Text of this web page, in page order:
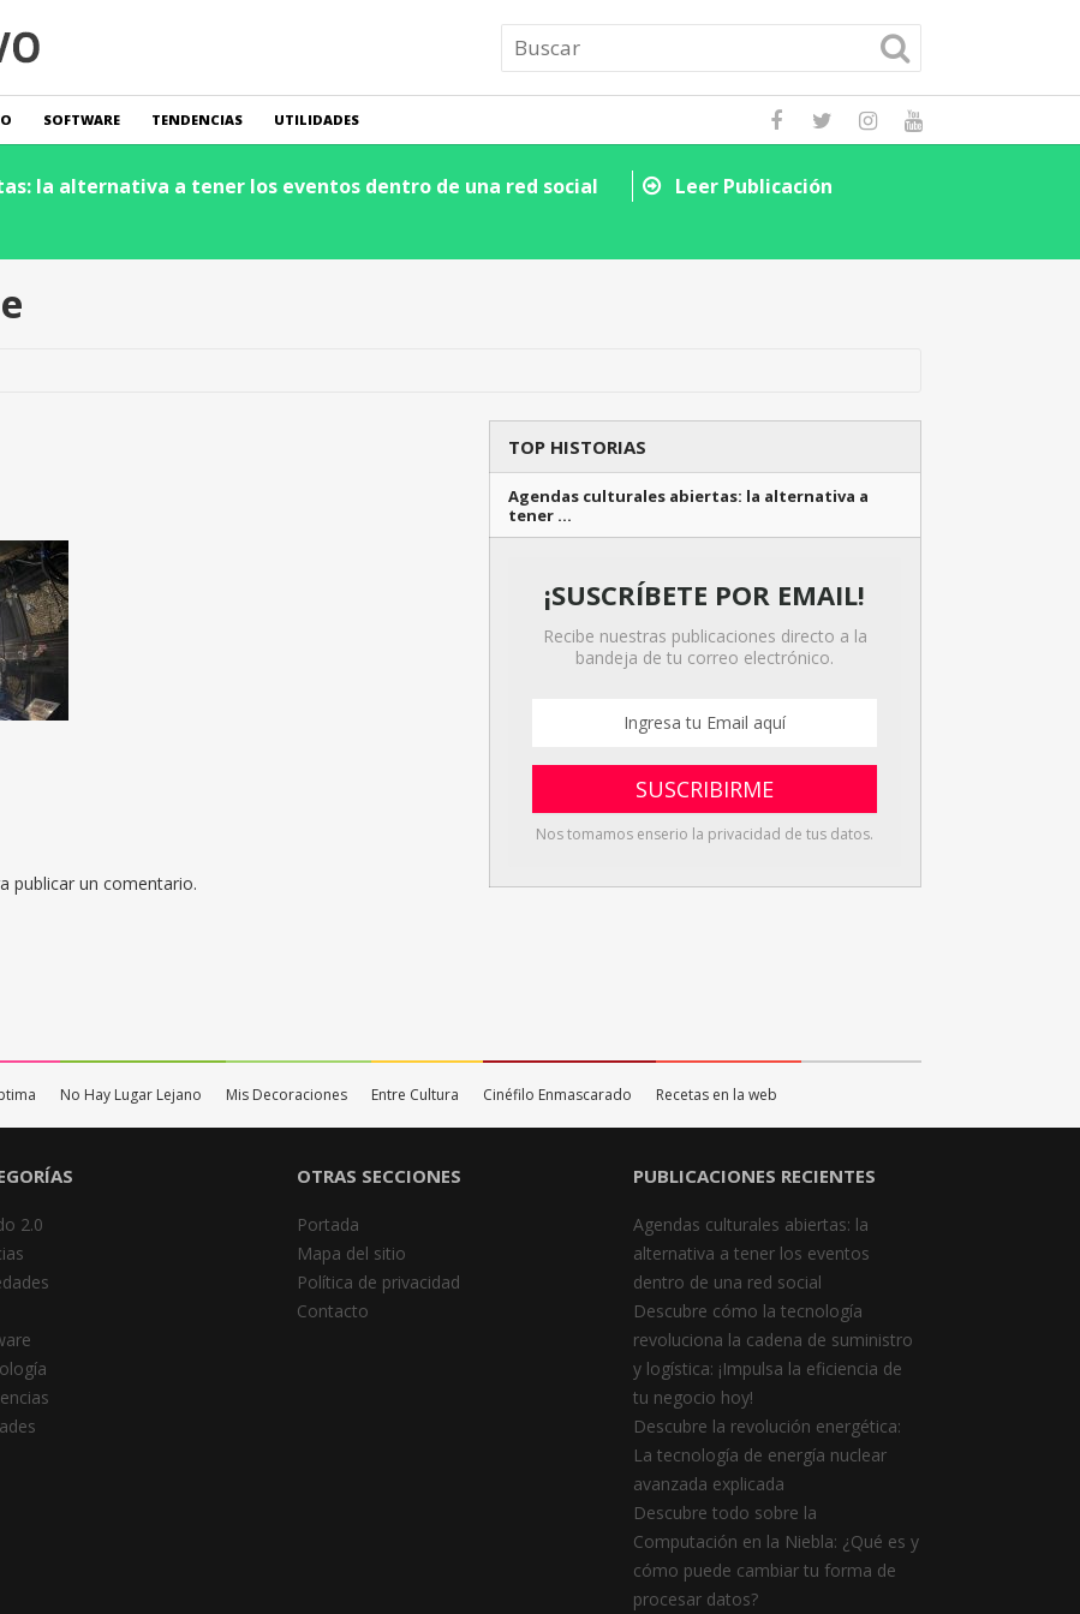
SOFTWARE TENDENCIAS UTILIDADES
la alternativa a tener los eventos dentro de una red social Leer Publicación
publicar un comentario.
TOP HISTORIAS
Agendas culturales abiertas: la alternativa a
tener …
¡SUSCRÍBETE POR EMAIL!
Recibe nuestras publicaciones directo a la
bandeja de tu correo electrónico.
Nos tomamos enserio la privacidad de tus datos.
No Hay Lugar Lejano Mis Decoraciones Entre Cultura Cinéfilo Enmascarado Recetas en la web
2.0
OTRAS SECCIONES
Portada
Mapa del sitio
Política de privacidad
Contacto
PUBLICACIONES RECIENTES
Agendas culturales abiertas: la
alternativa a tener los eventos
dentro de una red social
Descubre cómo la tecnología
revoluciona la cadena de suministro
y logística: ¡Impulsa la eficiencia de
tu negocio hoy!
Descubre la revolución energética:
La tecnología de energía nuclear
avanzada explicada
Descubre todo sobre la
Computación en la Niebla: ¿Qué es y
cómo puede cambiar tu forma de
procesar datos?